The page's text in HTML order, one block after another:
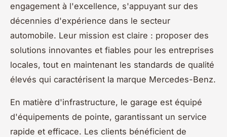
engagement à l'excellence, s'appuyant sur des
décennies d'expérience dans le secteur
automobile. Leur mission est claire : proposer des
solutions innovantes et fiables pour les entreprises
locales, tout en maintenant les standards de qualité
élevés qui caractérisent la marque Mercedes-Benz.
En matière d'infrastructure, le garage est équipé
d'équipements de pointe, garantissant un service
rapide et efficace. Les clients bénéficient de